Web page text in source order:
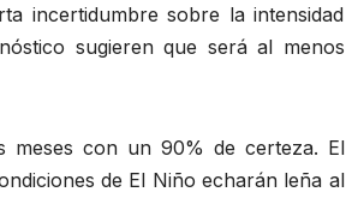
incertidumbre sobre la intensidad
sugieren que será al menos
meses con un 90% de certeza. El
de El Niño echarán leña al